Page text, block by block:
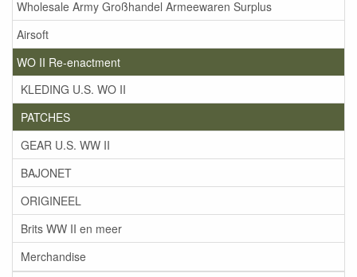
Wholesale Army Großhandel Armeewaren Surplus
Airsoft
WO II Re-enactment
KLEDING U.S. WO II
PATCHES
GEAR U.S. WW II
BAJONET
ORIGINEEL
Brits WW II en meer
Merchandise